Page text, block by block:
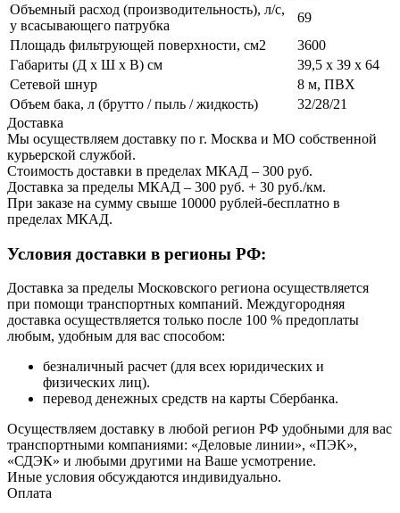
Объемный расход (производительность), л/с,
у всасывающего патрубка
69
Площадь фильтрующей поверхности, см2
3600
Габариты (Д х Ш х В) см
39,5 х 39 х 64
Сетевой шнур
8 м, ПВХ
Объем бака, л (брутто / пыль / жидкость)
32/28/21
Доставка
Мы осуществляем доставку по г. Москва и МО собственной
курьерской службой.
Стоимость доставки в пределах МКАД – 300 руб.
Доставка за пределы МКАД – 300 руб. + 30 руб./км.
При заказе на сумму свыше 10000 рублей-бесплатно в
пределах МКАД.
Условия доставки в регионы РФ:
Доставка за пределы Московского региона осуществляется
при помощи транспортных компаний. Междугородняя
доставка осуществляется только после 100 % предоплаты
любым, удобным для вас способом:
безналичный расчет (для всех юридических и
физических лиц).
перевод денежных средств на карты Сбербанка.
Осуществляем доставку в любой регион РФ удобными для вас
транспортными компаниями: «Деловые линии», «ПЭК»,
«СДЭК» и любыми другими на Ваше усмотрение.
Иные условия обсуждаются индивидуально.
Оплата